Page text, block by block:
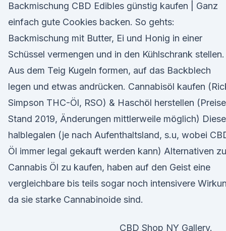
Backmischung CBD Edibles günstig kaufen | Ganz
einfach gute Cookies backen. So gehts:
Backmischung mit Butter, Ei und Honig in einer
Schüssel vermengen und in den Kühlschrank stellen.
Aus dem Teig Kugeln formen, auf das Backblech
legen und etwas andrücken. Cannabisöl kaufen
Simpson THC-Öl, RSO) & Haschöl herstellen
Stand 2019, Änderungen mittlerweile möglich) Diese
halblegalen (je nach Aufenthaltsland, s.u, wobei
Öl immer legal gekauft werden kann) Alternativen
Cannabis Öl zu kaufen, haben auf den Geist eine
vergleichbare bis teils sogar noch intensivere
da sie starke Cannabinoide sind.
CBD Shop NY Gallery.